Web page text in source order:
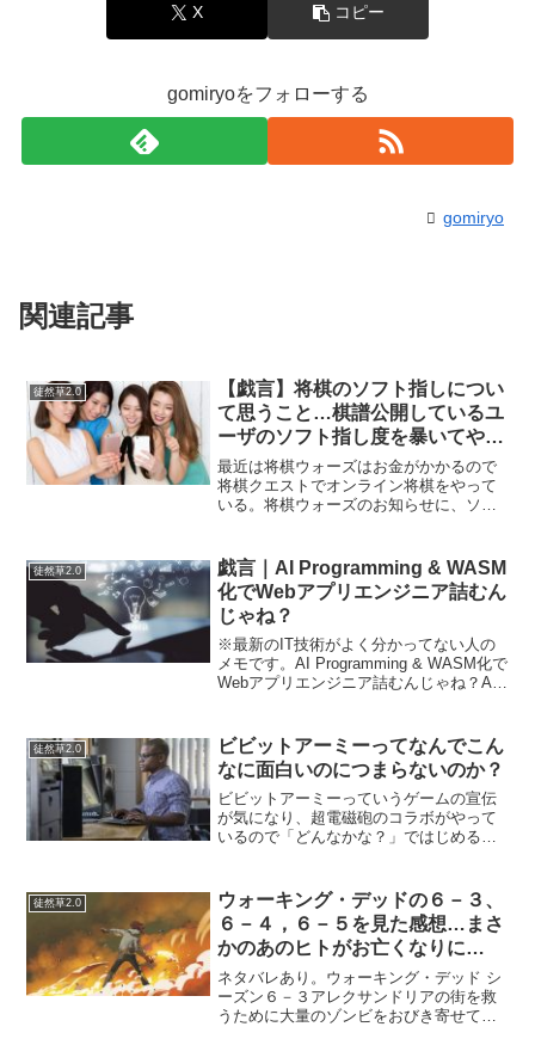
X コピー
gomiryoをフォローする
gomiryo
関連記事
徒然草2.0
【戯言】将棋のソフト指しについ
て思うこと…棋譜公開しているユ
ーザのソフト指し度を暴いてやれ
ばいいのでは？
最近は将棋ウォーズはお金がかかるので
将棋クエストでオンライン将棋をやって
いる。将棋ウォーズのお知らせに、ソフ
しによりゲームのプラットフォームがつ
まらないものになるのは深...
徒然草2.0
戯言｜AI Programming & WASM
化でWebアプリエンジニア詰むん
じゃね？
※最新のIT技術がよく分かってない人の
メモです。AI Programming & WASM化で
Webアプリエンジニア詰むんじゃね？AI
JavaScriptだけでは通用しなく...
徒然草2.0
ビビットアーミーってなんでこん
なに面白いのにつまらないのか？
ビビットアーミーっていうゲームの宣伝
が気になり、超電磁砲のコラボがやって
いるので「どんなかな？」ではじめるの
らないです。なんていうか浅はかなんで
すよね。最初にゲームをや...
徒然草2.0
ウォーキング・デッドの６－３、
６－４，６－５を見た感想…まさ
かのあのヒトがお亡くなりに…
ネタバレあり。ウォーキング・デッド シ
ーズン６－３アレクサンドリアの街を救
うために大量のゾンビをおびき寄せて掃